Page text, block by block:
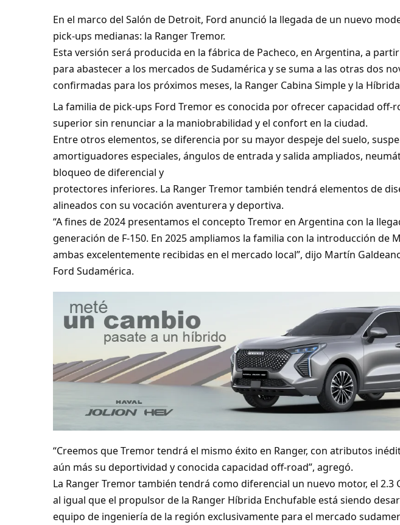
En el marco del Salón de Detroit, Ford anunció la llegada de un nuevo
pick-ups medianas: la Ranger Tremor.
Esta versión será producida en la fábrica de Pacheco, en Argentina, a
para abastecer a los mercados de Sudamérica y se suma a las otras dos
confirmadas para los próximos meses, la Ranger Cabina Simple y la
La familia de pick-ups Ford Tremor es conocida por ofrecer capacidad off-
superior sin renunciar a la maniobrabilidad y el confort en la ciudad.
Entre otros elementos, se diferencia por su mayor despeje del suelo,
amortiguadores especiales, ángulos de entrada y salida ampliados,
bloqueo de diferencial y
protectores inferiores. La Ranger Tremor también tendrá elementos de
alineados con su vocación aventurera y deportiva.
“A fines de 2024 presentamos el concepto Tremor en Argentina con la
generación de F-150. En 2025 ampliamos la familia con la introducción de
ambas excelentemente recibidas en el mercado local”, dijo Martín
Ford Sudamérica.
“Creemos que Tremor tendrá el mismo éxito en Ranger, con atributos
aún más su deportividad y conocida capacidad off-road”, agregó.
La Ranger Tremor también tendrá como diferencial un nuevo motor, el 2.3
al igual que el propulsor de la Ranger Híbrida Enchufable está siendo
equipo de ingeniería de la región exclusivamente para el mercado